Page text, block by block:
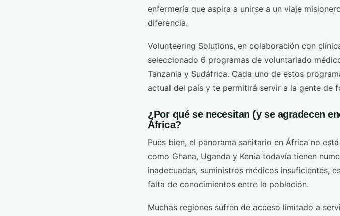
enfermería que aspira a unirse a un viaje
diferencia.
Volunteering Solutions, en colaboración con
seleccionado 6 programas de voluntariado
Tanzania y Sudáfrica. Cada uno de estos
actual del país y te permitirá servir a la gente de
¿Por qué se necesitan (y se agradecen
África?
Pues bien, el panorama sanitario en África no
como Ghana, Uganda y Kenia todavía tienen
inadecuadas, suministros médicos insuficientes,
falta de conocimientos entre la población.
Muchas regiones sufren de acceso limitado a